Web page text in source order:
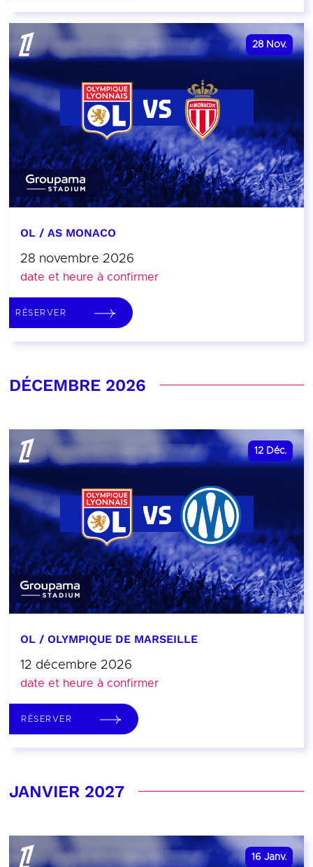
28 Nov.
OL / AS MONACO
28 novembre 2026
date et heure à confirmer
RÉSERVER
DÉCEMBRE 2026
12 Déc.
OL / OLYMPIQUE DE MARSEILLE
12 décembre 2026
date et heure à confirmer
RÉSERVER
JANVIER 2027
16 Janv.